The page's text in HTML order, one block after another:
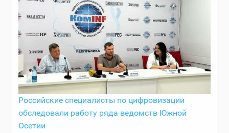
Российские специалисты по цифровизации
обследовали работу ряда ведомств Южной
Осетии